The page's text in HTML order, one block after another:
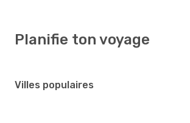
Planifie ton voyage
Villes populaires